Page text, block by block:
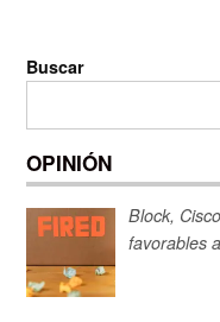
Buscar
OPINIÓN
Block,
favorables